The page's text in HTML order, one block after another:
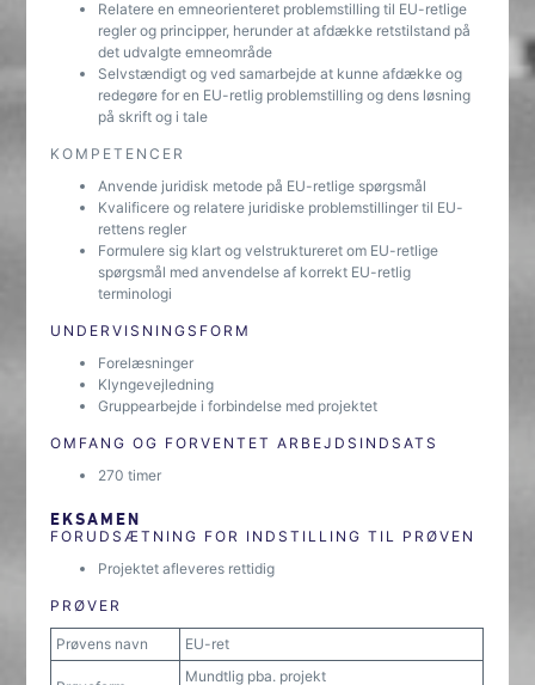
Relatere en emneorienteret problemstilling til EU-retlige
regler og principper, herunder at afdække retstilstand på
det udvalgte emneområde
Selvstændigt og ved samarbejde at kunne afdække og
redegøre for en EU-retlig problemstilling og dens løsning
på skrift og i tale
KOMPETENCER
Anvende juridisk metode på EU-retlige spørgsmål
Kvalificere og relatere juridiske problemstillinger til EU-
rettens regler
Formulere sig klart og velstruktureret om EU-retlige
spørgsmål med anvendelse af korrekt EU-retlig
terminologi
UNDERVISNINGSFORM
Forelæsninger
Klyngevejledning
Gruppearbejde i forbindelse med projektet
OMFANG OG FORVENTET ARBEJDSINDSATS
270 timer
EKSAMEN
FORUDSÆTNING FOR INDSTILLING TIL PRØVEN
Projektet afleveres rettidig
PRØVER
Prøvens navn EU-ret
Mundtlig pba. projekt